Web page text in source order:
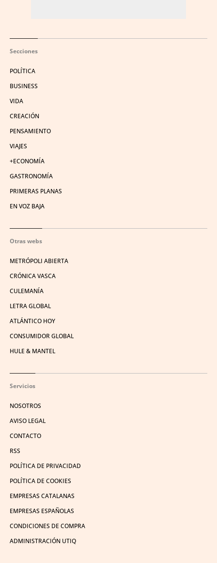
Secciones
POLÍTICA
BUSINESS
VIDA
CREACIÓN
PENSAMIENTO
VIAJES
+ECONOMÍA
GASTRONOMÍA
PRIMERAS PLANAS
EN VOZ BAJA
Otras webs
METRÓPOLI ABIERTA
CRÓNICA VASCA
CULEMANÍA
LETRA GLOBAL
ATLÁNTICO HOY
CONSUMIDOR GLOBAL
HULE & MANTEL
Servicios
NOSOTROS
AVISO LEGAL
CONTACTO
RSS
POLÍTICA DE PRIVACIDAD
POLÍTICA DE COOKIES
EMPRESAS CATALANAS
EMPRESAS ESPAÑOLAS
CONDICIONES DE COMPRA
ADMINISTRACIÓN UTIQ